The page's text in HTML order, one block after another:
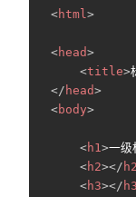
<html>
<head>
<title>
</ head>
<body>
<h1>一级
<h2></ h2
<h3></ h3